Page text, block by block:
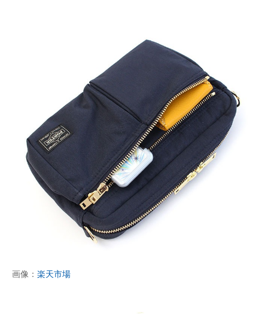
エレクトロニクス専門サイト
電子設計の基本と応用
エネルギーの専門メディア
建設×テクノロジーの最前線
ちょっと気になるネットの話題
画像： 楽天市場